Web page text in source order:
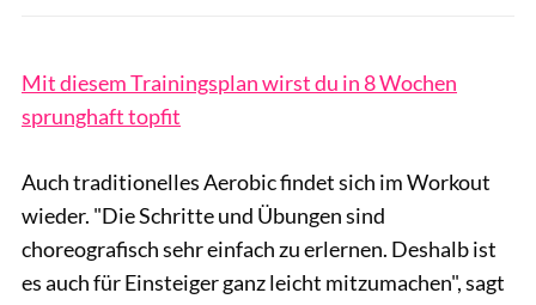
Mit diesem Trainingsplan wirst du in 8 Wochen
sprunghaft topfit
Auch traditionelles Aerobic findet sich im Workout
wieder. "Die Schritte und Übungen sind
choreografisch sehr einfach zu erlernen. Deshalb ist
es auch für Einsteiger ganz leicht mitzumachen", sagt